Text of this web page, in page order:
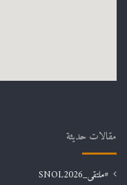
مقالات حديثة
#ملتقى_SNOL2026